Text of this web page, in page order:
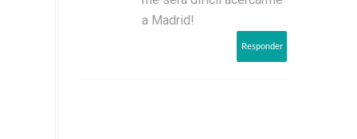
a Madrid!
Responder